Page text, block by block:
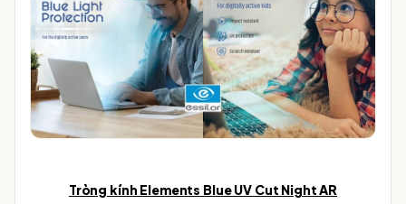
Tròng kính Elements Blue UV Cut Night AR